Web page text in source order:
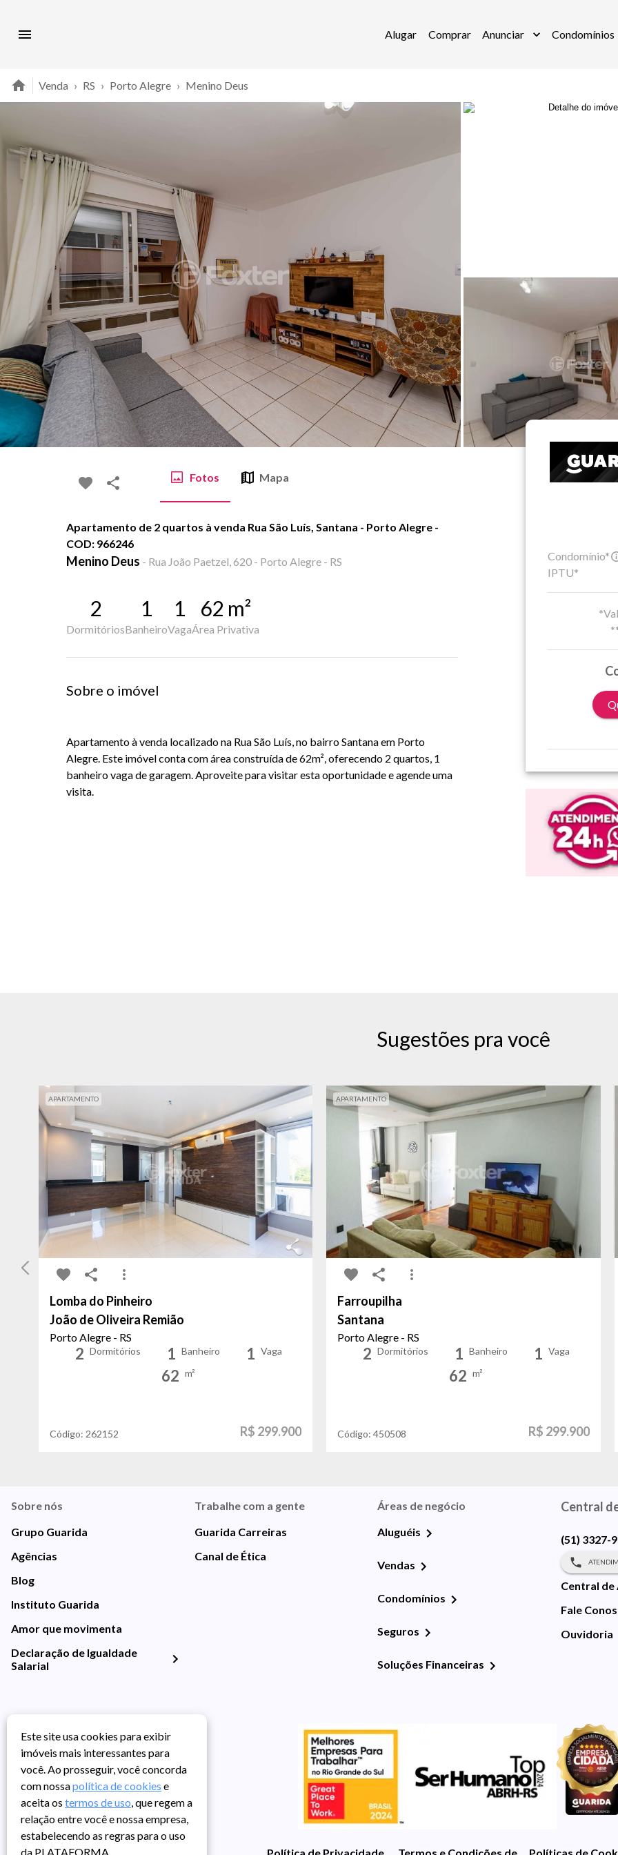
Alugar Comprar Anunciar Condomínios
Venda › RS › Porto Alegre › Menino Deus
Fotos Mapa
Apartamento de 2 quartos à venda Rua São Luís, Santana - Porto Alegre -
COD: 966246
Menino Deus - Rua João Paetzel, 620 - Porto Alegre - RS
2
Dormitórios
1
Banheiro
1
Vaga
62 m²
Área Privativa
Sobre o imóvel
Apartamento à venda localizado na Rua São Luís, no bairro Santana em Porto
Alegre. Este imóvel conta com área construída de 62m², oferecendo 2 quartos, 1
banheiro vaga de garagem. Aproveite para visitar esta oportunidade e agende uma
visita.
Condomínio*
IPTU*
Sugestões pra você
APARTAMENTO
Lomba do Pinheiro
João de Oliveira Remião
Porto Alegre - RS
2 Dormitórios 1 Banheiro 1 Vaga
62 m²
Código: 262152 R$ 299.900
APARTAMENTO
Farroupilha
Santana
Porto Alegre - RS
2 Dormitórios 1 Banheiro 1 Vaga
62 m²
Código:450508 R$ 299.900
Sobre nós
Grupo Guarida
Agências
Blog
Instituto Guarida
Amor que movimenta
Declaração de Igualdade
Salarial
Trabalhe com a gente
Guarida Carreiras
Canal de Ética
Áreas de negócio
Aluguéis
Vendas
Condomínios
Seguros
Soluções Financeiras
Central
(51) 3327-
Central de
Fale
Ouvidoria
Política de Privacidade Termos e Condições de UsoPolíticas de
Este site usa cookies para exibir
imóveis mais interessantes para
você. Ao prosseguir, você concorda
com nossapolítica de cookies e
aceita os termos de uso, que regem a
relação entre você e nossa empresa,
estabelecendo as regras para o uso
da PLATAFORMA.